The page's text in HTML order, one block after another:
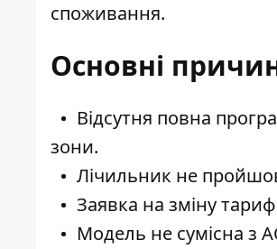
споживання.
Основні
Відсутня повна
зони.
Лічильник не
Заявка на зміну
Модель не сумісна з